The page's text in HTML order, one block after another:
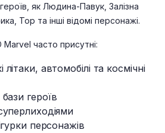
як Людина-Павук, Залізна
Тор та інші відомі персонажі.
часто присутні:
літаки, автомобілі та космічні
героїв
персонажів